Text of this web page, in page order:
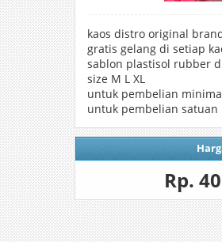
kaos distro original
gratis gelang di setiap
sablon plastisol rubber
size M L XL
untuk pembelian
untuk pembelian satuan
Rp.